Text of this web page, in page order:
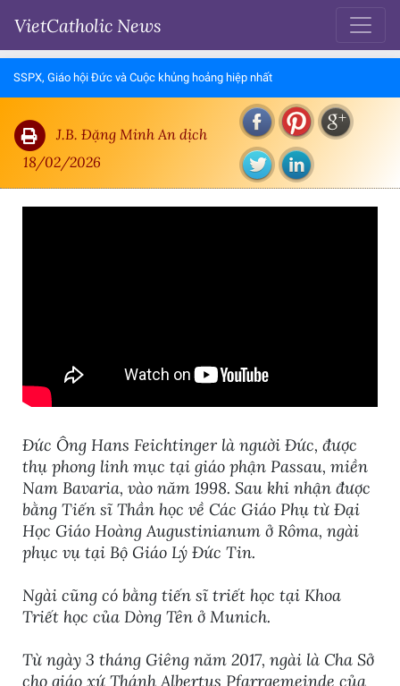
VietCatholic News
SSPX, Giáo hội Đức và Cuộc khủng hoảng hiệp nhất
J.B. Đặng Minh An dịch
18/02/2026
Đức Ông Hans Feichtinger là người Đức, được
thụ phong linh mục tại giáo phận Passau, miền
Nam Bavaria, vào năm 1998. Sau khi nhận được
bằng Tiến sĩ Thần học về Các Giáo Phụ từ Đại
Học Giáo Hoàng Augustinianum ở Rôma, ngài
phục vụ tại Bộ Giáo Lý Đức Tin.
Ngài cũng có bằng tiến sĩ triết học tại Khoa
Triết học của Dòng Tên ở Munich.
Từ ngày 3 tháng Giêng năm 2017, ngài là Cha Sở
cho giáo xứ Thánh Albertus Pfarrgemeinde của